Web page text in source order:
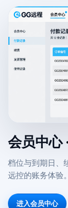
会员中心
档位与到期日、
远控的账务体验。
进入会员中心